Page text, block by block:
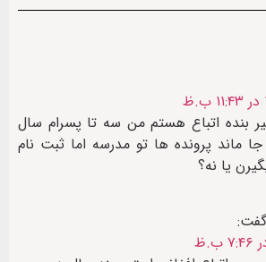
بنده اتباع هستم من سه تا پسرام سال
ماند پرونده ها تو مدرسه اما ثبت نام
یا نه؟
گفت: